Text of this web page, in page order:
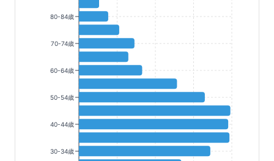
80-84歳
70-74歳
60-64歳
50-54歳
40-44歳
30-34歳